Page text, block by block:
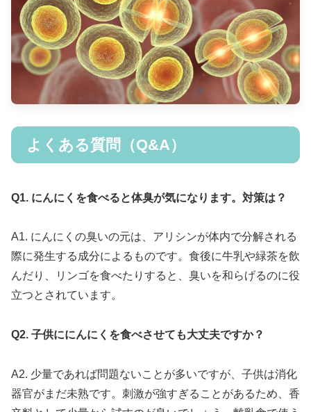
よくある質問（Q&A）
Q1. にんにくを食べると体臭が気になります。対策は？
A1. にんにくの臭いの元は、アリシンが体内で分解される
際に発生する成分によるものです。食後に牛乳や緑茶を飲
んだり、リンゴを食べたりすると、臭いを和らげるのに役
立つとされています。
Q2. 子供ににんにくを食べさせても大丈夫ですか？
A2. 少量であれば問題ないことが多いですが、子供は消化
器官がまだ未熟です。刺激が強すぎることがあるため、香